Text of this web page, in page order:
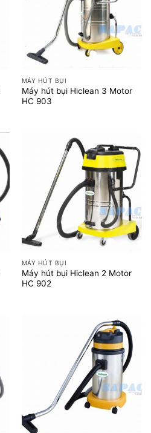
MÁY HÚT BỤI
Máy hút bụi Hiclean 3 Motor
HC 903
MÁY HÚT BỤI
Máy hút bụi Hiclean 2 Motor
HC 902